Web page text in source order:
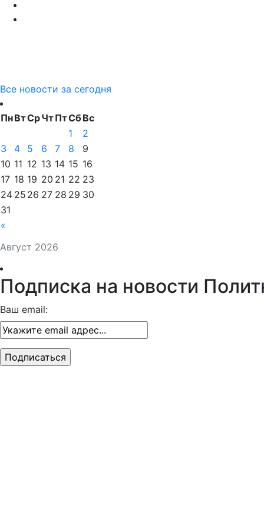
Все новости за сегодня
Август 2026
ПнВтСрЧтПтСбВс
«
1
2
3
4 5 6 7 8
9
10 11 12 13 14 15 16
17 18 19 20 21 22 23
24 25 26 27 28 29 30
31
Подписка на новости
Ваш email: